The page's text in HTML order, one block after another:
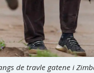
de travle gatene i